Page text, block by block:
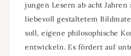
jungen Lesern ab acht
liebevoll gestaltetem
soll, eigene philosophische
entwickeln. Es fördert auf